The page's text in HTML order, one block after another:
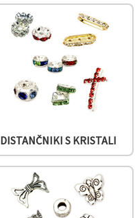
DISTANČNIKI S KRISTALI